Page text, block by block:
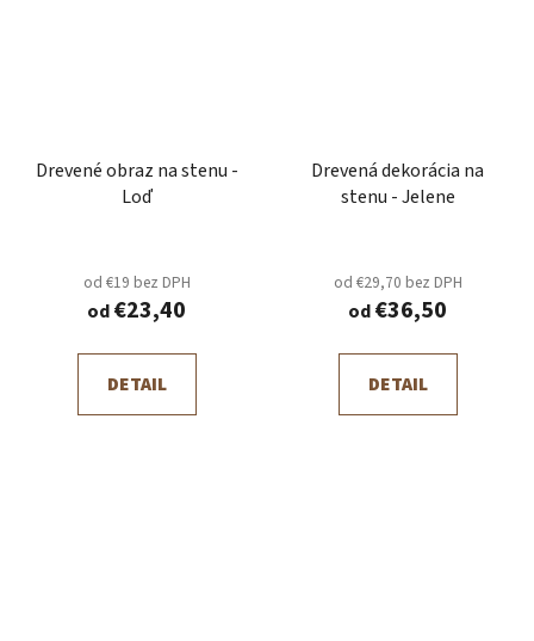
Drevené obraz na stenu -
Loď
od €19 bez DPH
od€23,40
DETAIL
Drevená dekorácia na
stenu - Jelene
od €29,70 bez DPH
od€36,50
DETAIL